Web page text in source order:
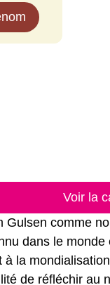
Voir la
Gulsen comme
dans le
à la
de réfléchir au